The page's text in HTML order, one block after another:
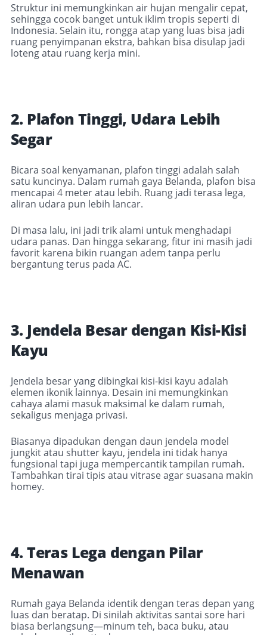
Struktur ini memungkinkan air hujan mengalir cepat,
sehingga cocok banget untuk iklim tropis seperti di
Indonesia. Selain itu, rongga atap yang luas bisa jadi
ruang penyimpanan ekstra, bahkan bisa disulap jadi
loteng atau ruang kerja mini.
2. Plafon Tinggi, Udara Lebih
Segar
Bicara soal kenyamanan, plafon tinggi adalah salah
satu kuncinya. Dalam rumah gaya Belanda, plafon bisa
mencapai 4 meter atau lebih. Ruang jadi terasa lega,
aliran udara pun lebih lancar.
Di masa lalu, ini jadi trik alami untuk menghadapi
udara panas. Dan hingga sekarang, fitur ini masih jadi
favorit karena bikin ruangan adem tanpa perlu
bergantung terus pada AC.
3. Jendela Besar dengan Kisi-Kisi
Kayu
Jendela besar yang dibingkai kisi-kisi kayu adalah
elemen ikonik lainnya. Desain ini memungkinkan
cahaya alami masuk maksimal ke dalam rumah,
sekaligus menjaga privasi.
Biasanya dipadukan dengan daun jendela model
jungkit atau shutter kayu, jendela ini tidak hanya
fungsional tapi juga mempercantik tampilan rumah.
Tambahkan tirai tipis atau vitrase agar suasana makin
homey.
4. Teras Lega dengan Pilar
Menawan
Rumah gaya Belanda identik dengan teras depan yang
luas dan beratap. Di sinilah aktivitas santai sore hari
biasa berlangsung—minum teh, baca buku, atau